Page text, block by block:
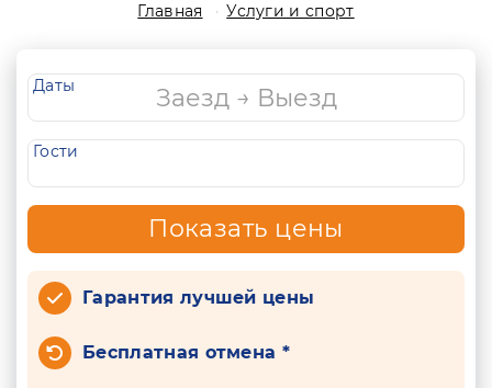
Главная Услуги и спорт
Даты
Гости
Показать цены
Гарантия лучшей цены
Бесплатная отмена *